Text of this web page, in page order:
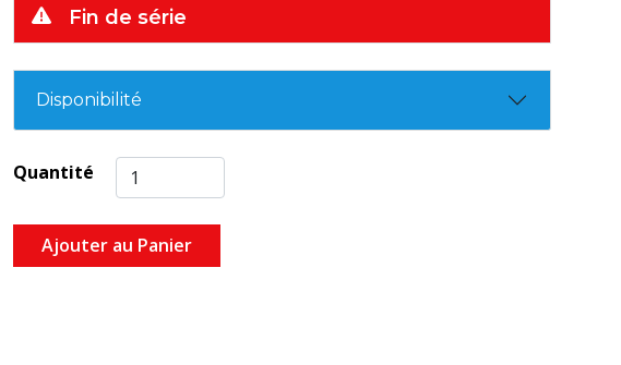
Fin de série
Disponibilité
Quantité
Ajouter au Panier